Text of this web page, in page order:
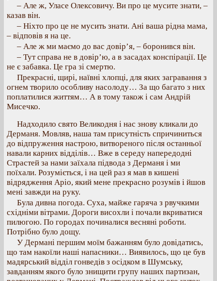
– Але ж, Уласе Олексовичу. Ви про це мусите знати, –
казав він.
– Ніхто про це не мусить знати. Ані ваша рідна мама,
– відповів я на це.
– Але ж ми маємо до вас довір’я, – боронився він.
– Тут справа не в довір’ю, а в засадах конспірації. Це
не є забавка. Це гра зі смертю.
Прекрасні, щирі, наївні хлопці, для яких загравання з
огнем творило особливу насолоду… За що багато з них
поплатилися життям… А в тому також і сам Андрій
Мисечко.
Надходило свято Великодня і нас знову кликали до
Дерманя. Мовляв, наша там присутність спричиниться
до відпруження настрою, витвореного після останньої
навали карних відділів… Вже в середу напередодні
Страстей за нами заїхала підвода з Дерманя і ми
поїхали. Розуміється, і на цей раз я мав в кишені
відрядження Apiо, який мене прекрасно розумів і йшов
мені завжди на руку.
Була дивна погода. Суха, майже гаряча з рвучкими
східніми вітрами. Дороги висохли і почали вкриватися
пилюгою. По городах починалися весняні роботи.
Потрібно було дощу.
У Дермані першим моїм бажанням було довідатись,
що там накоїли наші напасники… Виявилось, що це був
мадярський відділ гонведів з осідком в Шумську,
завданням якого було знищити групу наших партизан,